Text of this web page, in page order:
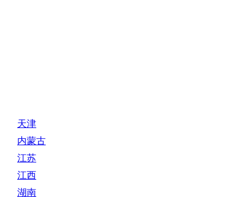
天津
内蒙古
江苏
江西
湖南